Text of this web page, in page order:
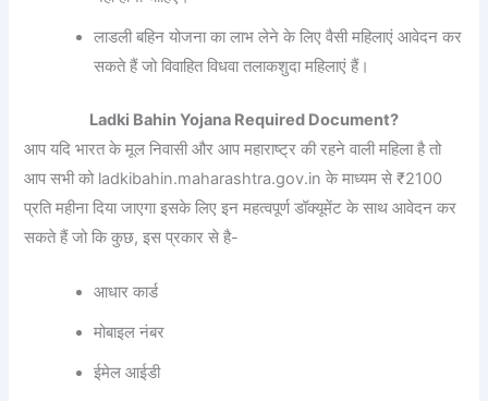
लाडली बहिन योजना का लाभ लेने के लिए वैसी महिलाएं आवेदन कर
सकते हैं जो विवाहित विधवा तलाकशुदा महिलाएं हैं।
Ladki Bahin Yojana Required Document?
आप यदि भारत के मूल निवासी और आप महाराष्ट्र की रहने वाली महिला है तो
आप सभी को ladkibahin.maharashtra.gov.in के माध्यम से ₹2100
प्रति महीना दिया जाएगा इसके लिए इन महत्वपूर्ण डॉक्यूमेंट के साथ आवेदन कर
सकते हैं जो कि कुछ, इस प्रकार से है-
आधार कार्ड
मोबाइल नंबर
ईमेल आईडी